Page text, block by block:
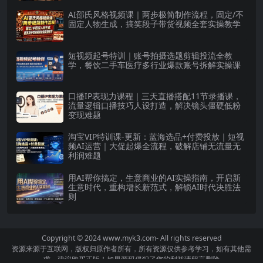
AI邵氏风格视频课｜两步极简制作流程，固定/不
固定人物生成，搞笑段子带货视频全套实操教学
短视频起号特训｜账号拍摄选题剪辑投流全教
学，餐饮二手车医疗多行业爆款账号拆解实操课
口播IP表现力课程｜三天直播搭配11节录播课，
流量逻辑口播技巧人设打造，解决镜头僵硬低粉
变现难题
淘宝VIP特训课-更新：蓝海选品+付费投放｜短视
频AI运营｜大促起爆全流程，破解店铺无流量无
利润难题
用AI帮你搞定，生意商业的AI实操指南，开启新
生意时代，重构增长新范式，解锁AI时代决胜法
则
Copyright © 2024www.myk3.com- All rights reserved
资源来源于互联网，版权归原作者所有，所有资源仅供参考学习，如有其他需
求，建议购买正版！如果源码侵犯了您的利益请留言删除